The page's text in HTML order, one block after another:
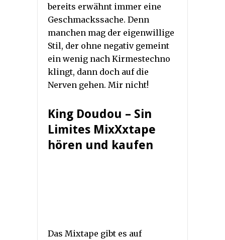
bereits erwähnt immer eine
Geschmackssache. Denn
manchen mag der eigenwillige
Stil, der ohne negativ gemeint
ein wenig nach Kirmestechno
klingt, dann doch auf die
Nerven gehen. Mir nicht!
King Doudou – Sin
Limites MixXxtape
hören und kaufen
Das Mixtape gibt es auf